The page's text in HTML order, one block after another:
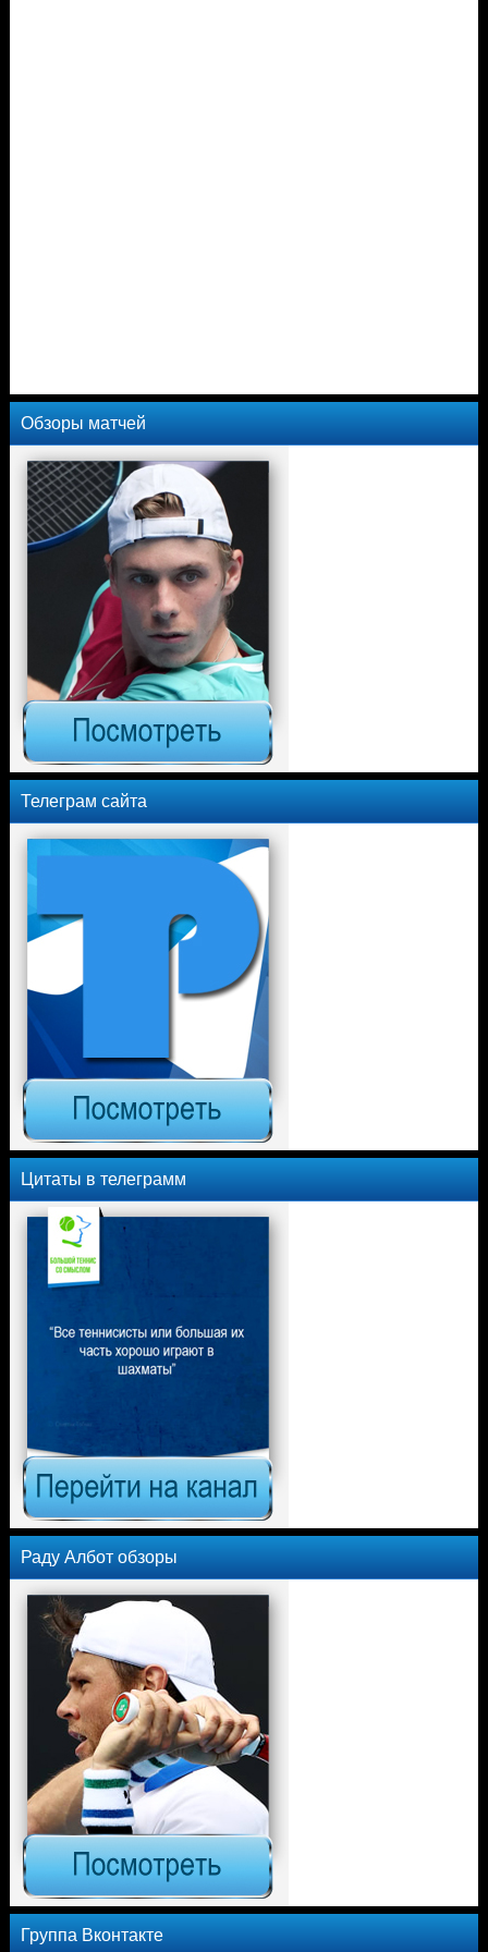
Обзоры матчей
Телеграм сайта
Цитаты в телеграмм
Раду Албот обзоры
Группа Вконтакте